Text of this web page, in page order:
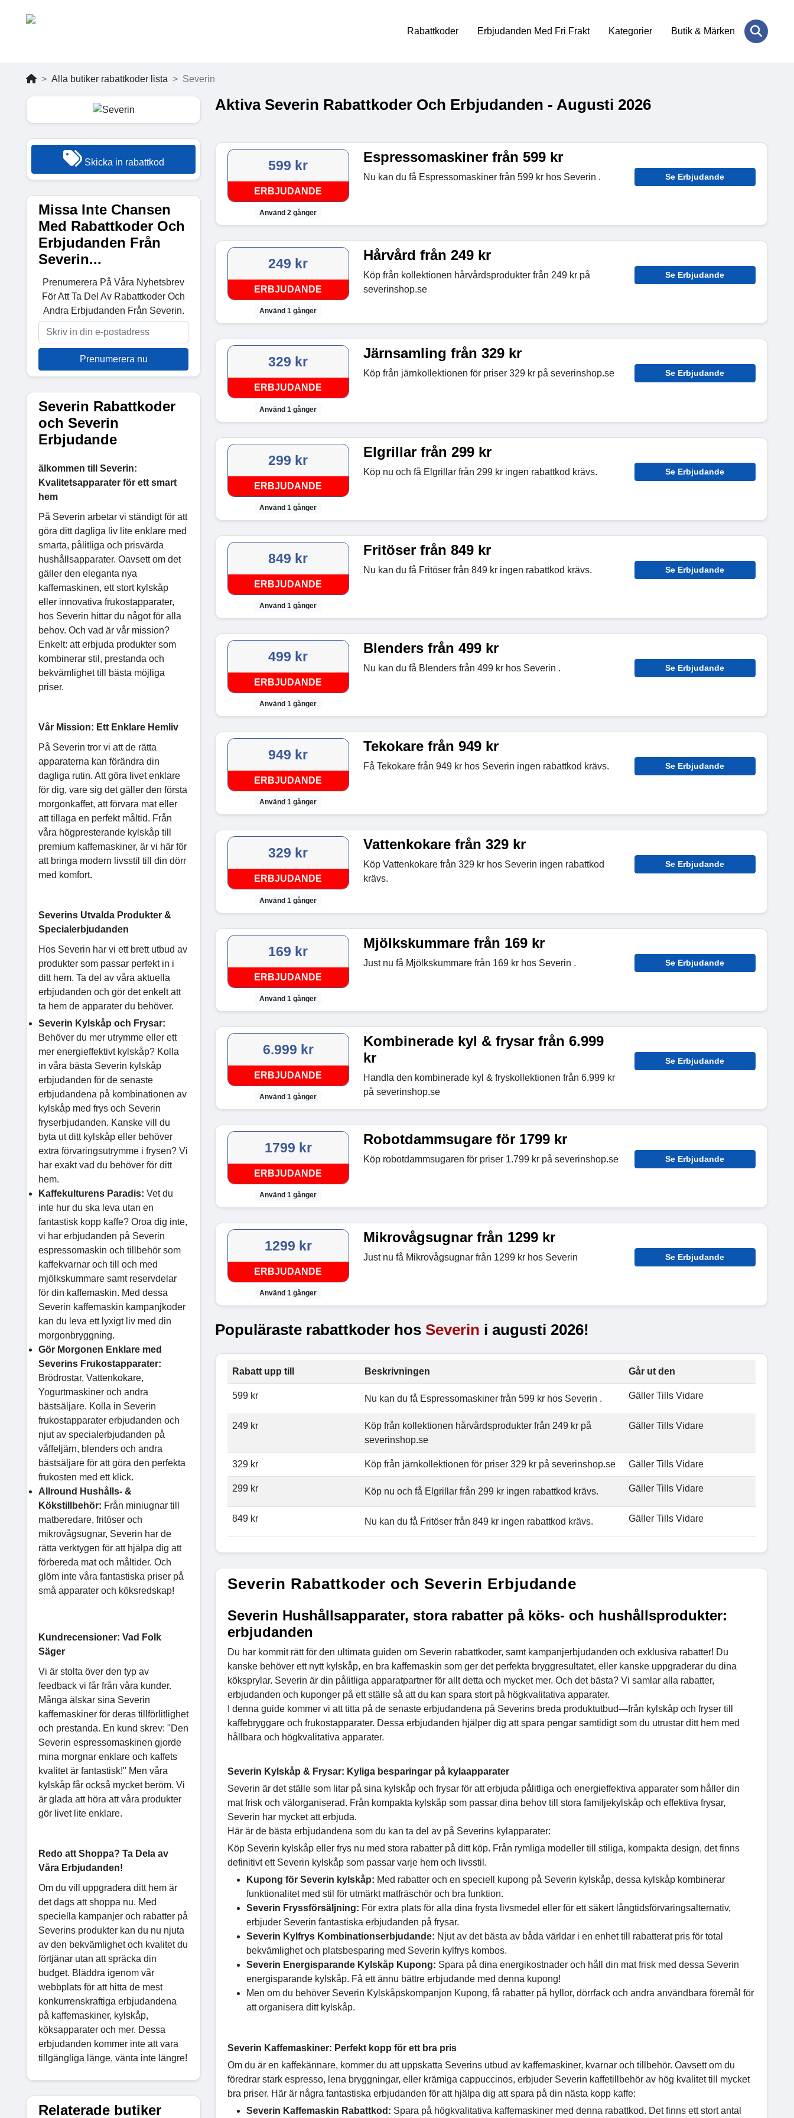
Rabattkoder Erbjudanden Med Fri Frakt Kategorier Butik & Märken
Alla butiker rabattkoder lista Severin
Skicka in rabattkod
Missa Inte Chansen
Med Rabattkoder Och
Erbjudanden Från
Severin...
Prenumerera På Våra Nyhetsbrev
För Att Ta Del Av Rabattkoder Och
Andra Erbjudanden Från Severin.
Prenumerera nu
Severin Rabattkoder
och Severin
Erbjudande
älkommen till Severin:
Kvalitetsapparater för ett smart
hem
På Severin arbetar vi ständigt för att
göra ditt dagliga liv lite enklare med
smarta, pålitliga och prisvärda
hushållsapparater. Oavsett om det
gäller den eleganta nya
kaffemaskinen, ett stort kylskåp
eller innovativa frukostapparater,
hos Severin hittar du något för alla
behov. Och vad är vår mission?
Enkelt: att erbjuda produkter som
kombinerar stil, prestanda och
bekvämlighet till bästa möjliga
priser.
Vår Mission: Ett Enklare Hemliv
På Severin tror vi att de rätta
apparaterna kan förändra din
dagliga rutin. Att göra livet enklare
för dig, vare sig det gäller den första
morgonkaffet, att förvara mat eller
att tillaga en perfekt måltid. Från
våra högpresterande kylskåp till
premium kaffemaskiner, är vi här för
att bringa modern livsstil till din dörr
med komfort.
Severins Utvalda Produkter &
Specialerbjudanden
Hos Severin har vi ett brett utbud av
produkter som passar perfekt in i
ditt hem. Ta del av våra aktuella
erbjudanden och gör det enkelt att
ta hem de apparater du behöver.
Severin Kylskåp och Frysar:
Behöver du mer utrymme eller ett
mer energieffektivt kylskåp? Kolla
in våra bästa Severin kylskåp
erbjudanden för de senaste
erbjudandena på kombinationen av
kylskåp med frys och Severin
fryserbjudanden. Kanske vill du
byta ut ditt kylskåp eller behöver
extra förvaringsutrymme i frysen? Vi
har exakt vad du behöver för ditt
hem.
Kaffekulturens Paradis: Vet du
inte hur du ska leva utan en
fantastisk kopp kaffe? Oroa dig inte,
vi har erbjudanden på Severin
espressomaskin och tillbehör som
kaffekvarnar och till och med
mjölkskummare samt reservdelar
för din kaffemaskin. Med dessa
Severin kaffemaskin kampanjkoder
kan du leva ett lyxigt liv med din
morgonbryggning.
Gör Morgonen Enklare med
Severins Frukostapparater:
Brödrostar, Vattenkokare,
Yogurtmaskiner och andra
bästsäljare. Kolla in Severin
frukostapparater erbjudanden och
njut av specialerbjudanden på
våffeljärn, blenders och andra
bästsäljare för att göra den perfekta
frukosten med ett klick.
Allround Hushålls- &
Kökstillbehör: Från miniugnar till
matberedare, fritöser och
mikrovågsugnar, Severin har de
rätta verktygen för att hjälpa dig att
förbereda mat och måltider. Och
glöm inte våra fantastiska priser på
små apparater och köksredskap!
Kundrecensioner: Vad Folk
Säger
Vi är stolta över den typ av
feedback vi får från våra kunder.
Många älskar sina Severin
kaffemaskiner för deras tillförlitlighet
och prestanda. En kund skrev: "Den
Severin espressomaskinen gjorde
mina morgnar enklare och kaffets
kvalitet är fantastisk!" Men våra
kylskåp får också mycket beröm. Vi
är glada att höra att våra produkter
gör livet lite enklare.
Redo att Shoppa? Ta Dela av
Våra Erbjudanden!
Om du vill uppgradera ditt hem är
det dags att shoppa nu. Med
speciella kampanjer och rabatter på
Severins produkter kan du nu njuta
av den bekvämlighet och kvalitet du
förtjänar utan att spräcka din
budget. Bläddra igenom vår
webbplats för att hitta de mest
konkurrenskraftiga erbjudandena
på kaffemaskiner, kylskåp,
köksapparater och mer. Dessa
erbjudanden kommer inte att vara
tillgängliga länge, vänta inte längre!
Relaterade butiker
Aktiva Severin Rabattkoder Och Erbjudanden - Augusti 2026
599 kr
ERBJUDANDE
Använd 2 gånger
Espressomaskiner från 599 kr
Nu kan du få Espressomaskiner från 599 kr hos Severin . Se Erbjudande
249 kr
ERBJUDANDE
Använd 1 gånger
Hårvård från 249 kr
Köp från kollektionen hårvårdsprodukter från 249 kr på
severinshop.se
Se Erbjudande
329 kr
ERBJUDANDE
Använd 1 gånger
Järnsamling från 329 kr
Köp från järnkollektionen för priser 329 kr på severinshop.se Se Erbjudande
299 kr
ERBJUDANDE
Använd 1 gånger
Elgrillar från 299 kr
Köp nu och få Elgrillar från 299 kr ingen rabattkod krävs. Se Erbjudande
849 kr
ERBJUDANDE
Använd 1 gånger
Fritöser från 849 kr
Nu kan du få Fritöser från 849 kr ingen rabattkod krävs. Se Erbjudande
499 kr
ERBJUDANDE
Använd 1 gånger
Blenders från 499 kr
Nu kan du få Blenders från 499 kr hos Severin . Se Erbjudande
949 kr
ERBJUDANDE
Använd 1 gånger
Tekokare från 949 kr
Få Tekokare från 949 kr hos Severin ingen rabattkod krävs. Se Erbjudande
329 kr
ERBJUDANDE
Använd 1 gånger
Vattenkokare från 329 kr
Köp Vattenkokare från 329 kr hos Severin ingen rabattkod
krävs.
Se Erbjudande
169 kr
ERBJUDANDE
Använd 1 gånger
Mjölkskummare från 169 kr
Just nu få Mjölkskummare från 169 kr hos Severin . Se Erbjudande
6.999 kr
ERBJUDANDE
Använd 1 gånger
Kombinerade kyl & frysar från 6.999
kr
Handla den kombinerade kyl & fryskollektionen från 6.999 kr
på severinshop.se
Se Erbjudande
1799 kr
ERBJUDANDE
Använd 1 gånger
Robotdammsugare för 1799 kr
Köp robotdammsugaren för priser 1.799 kr på severinshop.se Se Erbjudande
1299 kr
ERBJUDANDE
Använd 1 gånger
Mikrovågsugnar från 1299 kr
Just nu få Mikrovågsugnar från 1299 kr hos Severin Se Erbjudande
Populäraste rabattkoder hos Severin i augusti 2026!
Rabatt upp till Beskrivningen Går ut den
599 kr Nu kan du få Espressomaskiner från 599 kr hos Severin . Gäller Tills Vidare
249 kr
Köp från kollektionen hårvårdsprodukter från 249 kr på
severinshop.se
Gäller Tills Vidare
329 kr Köp från järnkollektionen för priser 329 kr på severinshop.se Gäller Tills Vidare
299 kr Köp nu och få Elgrillar från 299 kr ingen rabattkod krävs. Gäller Tills Vidare
849 kr Nu kan du få Fritöser från 849 kr ingen rabattkod krävs. Gäller Tills Vidare
Severin Rabattkoder och Severin Erbjudande
Severin Hushållsapparater, stora rabatter på köks- och hushållsprodukter:
erbjudanden
Du har kommit rätt för den ultimata guiden om Severin rabattkoder, samt kampanjerbjudanden och exklusiva rabatter! Du
kanske behöver ett nytt kylskåp, en bra kaffemaskin som ger det perfekta bryggresultatet, eller kanske uppgraderar du dina
köksprylar. Severin är din pålitliga apparatpartner för allt detta och mycket mer. Och det bästa? Vi samlar alla rabatter,
erbjudanden och kuponger på ett ställe så att du kan spara stort på högkvalitativa apparater.
I denna guide kommer vi att titta på de senaste erbjudandena på Severins breda produktutbud—från kylskåp och fryser till
kaffebryggare och frukostapparater. Dessa erbjudanden hjälper dig att spara pengar samtidigt som du utrustar ditt hem med
hållbara och högkvalitativa apparater.
Severin Kylskåp & Frysar: Kyliga besparingar på kylaapparater
Severin är det ställe som litar på sina kylskåp och frysar för att erbjuda pålitliga och energieffektiva apparater som håller din
mat frisk och välorganiserad. Från kompakta kylskåp som passar dina behov till stora familjekylskåp och effektiva frysar,
Severin har mycket att erbjuda.
Här är de bästa erbjudandena som du kan ta del av på Severins kylapparater:
Köp Severin kylskåp eller frys nu med stora rabatter på ditt köp. Från rymliga modeller till stiliga, kompakta design, det finns
definitivt ett Severin kylskåp som passar varje hem och livsstil.
Kupong för Severin kylskåp: Med rabatter och en speciell kupong på Severin kylskåp, dessa kylskåp kombinerar
funktionalitet med stil för utmärkt matfräschör och bra funktion.
Severin Fryssförsäljning: För extra plats för alla dina frysta livsmedel eller för ett säkert långtidsförvaringsalternativ,
erbjuder Severin fantastiska erbjudanden på frysar.
Severin Kylfrys Kombinationserbjudande: Njut av det bästa av båda världar i en enhet till rabatterat pris för total
bekvämlighet och platsbesparing med Severin kylfrys kombos.
Severin Energisparande Kylskåp Kupong: Spara på dina energikostnader och håll din mat frisk med dessa Severin
energisparande kylskåp. Få ett ännu bättre erbjudande med denna kupong!
Men om du behöver Severin Kylskåpskompanjon Kupong, få rabatter på hyllor, dörrfack och andra användbara föremål för
att organisera ditt kylskåp.
Severin Kaffemaskiner: Perfekt kopp för ett bra pris
Om du är en kaffekännare, kommer du att uppskatta Severins utbud av kaffemaskiner, kvarnar och tillbehör. Oavsett om du
föredrar stark espresso, lena bryggningar, eller krämiga cappuccinos, erbjuder Severin kaffetillbehör av hög kvalitet till mycket
bra priser. Här är några fantastiska erbjudanden för att hjälpa dig att spara på din nästa kopp kaffe:
Severin Kaffemaskin Rabattkod: Spara på högkvalitativa kaffemaskiner med denna rabattkod. Det finns ett stort antal